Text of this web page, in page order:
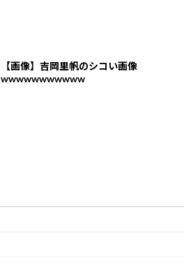
【画像】吉岡里帆のシコい画像
wwwwwwwwwww